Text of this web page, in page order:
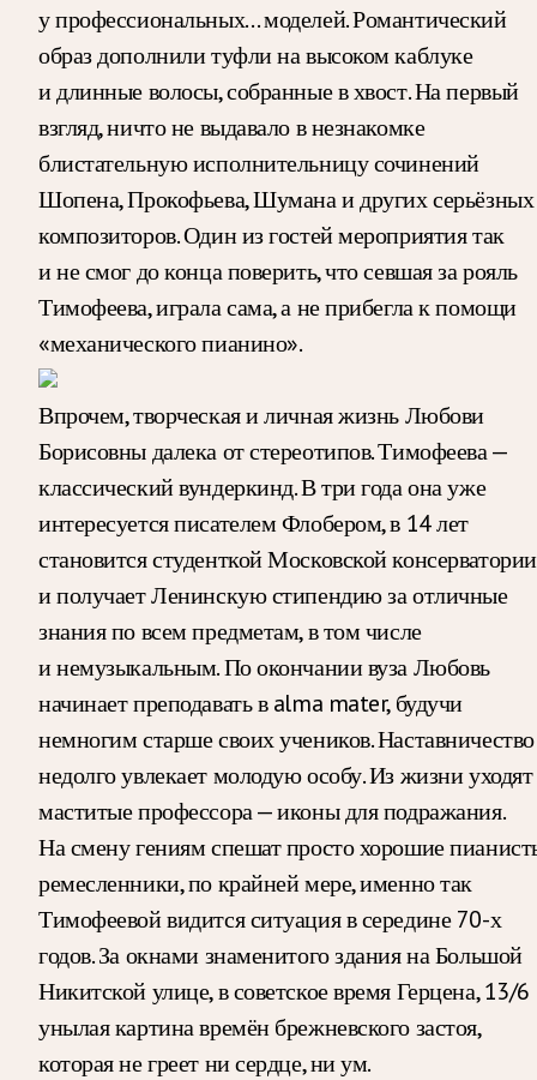
у профессиональных… моделей. Романтический
образ дополнили туфли на высоком каблуке
и длинные волосы, собранные в хвост. На первый
взгляд, ничто не выдавало в незнакомке
блистательную исполнительницу сочинений
Шопена, Прокофьева, Шумана и других серьёзных
композиторов. Один из гостей мероприятия так
и не смог до конца поверить, что севшая за рояль
Тимофеева, играла сама, а не прибегла к помощи
«механического пианино».
Впрочем, творческая и личная жизнь Любови
Борисовны далека от стереотипов. Тимофеева —
классический вундеркинд. В три года она уже
интересуется писателем Флобером, в 14 лет
становится студенткой Московской консерватории
и получает Ленинскую стипендию за отличные
знания по всем предметам, в том числе
и немузыкальным. По окончании вуза Любовь
начинает преподавать в alma mater, будучи
немногим старше своих учеников. Наставничество
недолго увлекает молодую особу. Из жизни уходят
маститые профессора — иконы для подражания.
На смену гениям спешат просто хорошие
ремесленники, по крайней мере, именно так
Тимофеевой видится ситуация в середине 70-х
годов. За окнами знаменитого здания на Большой
Никитской улице, в советское время Герцена, 13/6
унылая картина времён брежневского застоя,
которая не греет ни сердце, ни ум.